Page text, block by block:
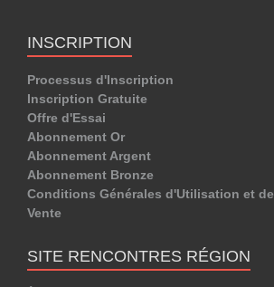
INSCRIPTION
Processus d'Inscription
Inscription Gratuite
Offre d'Essai
Abonnement Or
Abonnement Argent
Abonnement Bronze
Conditions Générales d'Utilisation et de
Vente
SITE RENCONTRES RÉGION